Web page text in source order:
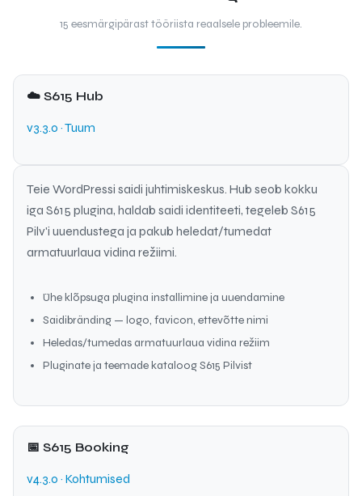
15 eesmärgipärast tööriista reaalsele probleemile.
☁️ S615 Hub
v3.3.0 · Tuum
Teie WordPressi saidi juhtimiskeskus. Hub seob kokku
iga S615 plugina, haldab saidi identiteeti, tegeleb S615
Pilv'i uuendustega ja pakub heledat/tumedat
armatuurlaua vidina režiimi.
Ühe klõpsuga plugina installimine ja uuendamine
Saidibränding — logo, favicon, ettevõtte nimi
Heledas/tumedas armatuurlaua vidina režiim
Pluginate ja teemade kataloog S615 Pilvist
📅 S615 Booking
v4.3.0 · Kohtumised